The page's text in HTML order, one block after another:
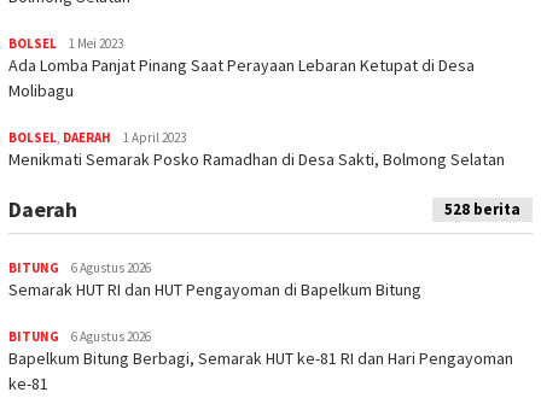
BOLSEL 1 Mei 2023
Ada Lomba Panjat Pinang Saat Perayaan Lebaran Ketupat di Desa
Molibagu
BOLSEL DAERAH 1 April 2023
Menikmati Semarak Posko Ramadhan di Desa Sakti, Bolmong Selatan
Daerah 528 berita
BITUNG 6 Agustus 2026
Semarak HUT RI dan HUT Pengayoman di Bapelkum Bitung
BITUNG 6 Agustus 2026
‎Bapelkum Bitung Berbagi, Semarak HUT ke-81 RI dan Hari Pengayoman
ke-81